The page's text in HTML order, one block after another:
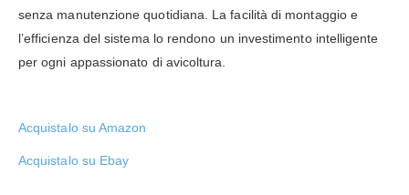
senza manutenzione quotidiana. La facilità di montaggio e
l’efficienza del sistema lo rendono un investimento intelligente
per ogni appassionato di avicoltura.
Acquistalo su Amazon
Acquistalo su Ebay